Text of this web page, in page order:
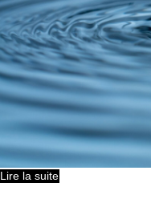
Lire la suite